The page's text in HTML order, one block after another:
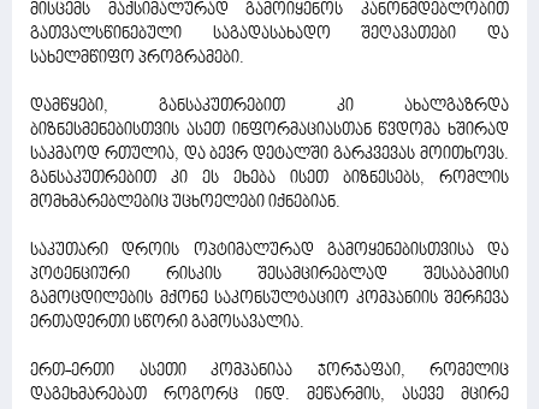
მისცემს მაქსიმალურად გამოიყენოს კანონმდებლობით
გათვალსწინებული საგადასახადო შეღავათები და
სახელმწიფო პროგრამები.
დამწყები, განსაკუთრებით კი ახალგაზრდა
ბიზნესმენებისთვის ასეთ ინფორმაციასთან წვდომა ხშირად
საკმაოდ რთულია, და ბევრ დეტალში გარკვევას მოითხოვს.
განსაკუთრებით კი ეს ეხება ისეთ ბიზნესებს, რომლის
მომხმარებლებიც უცხოელები იქნებიან.
საკუთარი დროის ოპტიმალურად გამოყენებისთვისა და
პოტენციური რისკის შესამცირებლად შესაბამისი
გამოცდილების მქონე საკონსულტაციო კომპანიის შერჩევა
ერთადერთი სწორი გამოსავალია.
ერთ-ერთი ასეთი კომპანიაა ჯორჯაფაი, რომელიც
დაგეხმარებათ როგორც ინდ. მეწარმის, ასევე მცირე